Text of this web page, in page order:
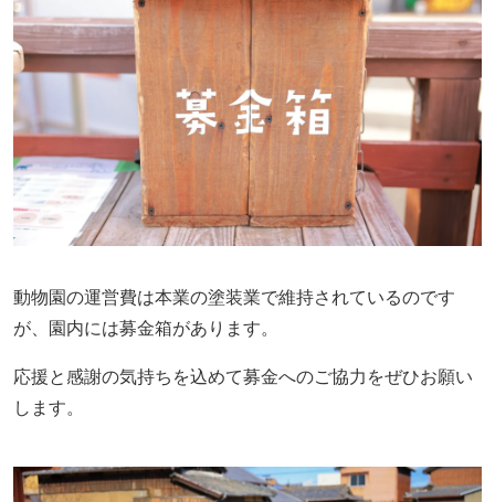
動物園の運営費は本業の塗装業で維持されているのです
が、園内には募金箱があります。
応援と感謝の気持ちを込めて募金へのご協力をぜひお願い
します。